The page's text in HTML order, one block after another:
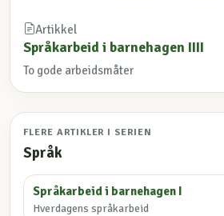
Artikkel
Språkarbeid i barnehagen IIII
To gode arbeidsmåter
FLERE ARTIKLER I SERIEN
Språk
Språkarbeid i barnehagen I
Hverdagens språkarbeid